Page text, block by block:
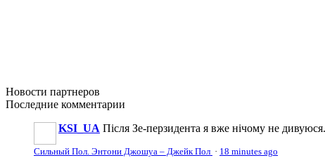
Новости партнеров
Последние комментарии
KSI_UA Після Зе-перзидента я вже нічому не дивуюся.
Сильный Пол. Энтони Джошуа – Джейк Пол · 18 minutes ago